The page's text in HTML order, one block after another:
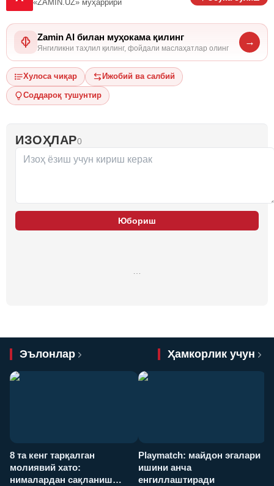
«ZAMIN.UZ» муҳаррири
Zamin AI билан муҳокама қилинг
Янгиликни таҳлил қилинг, фойдали маслаҳатлар олинг
→
Хулоса чиқар Ижобий ва салбий
Соддароқ тушунтир
ИЗОҲЛАР0
Юбориш
…
Эълонлар Ҳамкорлик учун
8 та кенг тарқалган
молиявий хато:
нималардан сақланиш
Playmatch: майдон эгалари
ишини анча
енгиллаштиради